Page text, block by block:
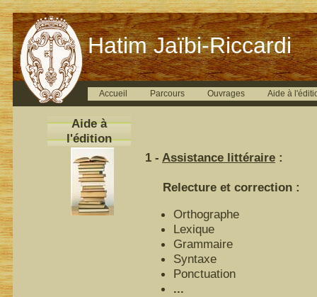
Hatim Jaïbi-Riccardi
Accueil Parcours Ouvrages Aide à
Aide à
l'édition
1 - Assistance littéraire :
Relecture et correction :
Orthographe
Lexique
Grammaire
Syntaxe
Ponctuation
...